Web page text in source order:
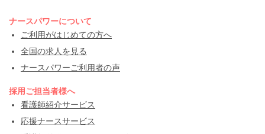
ナースパワーについて
ご利用がはじめての方へ
全国の求人を見る
ナースパワーご利用者の声
採用ご担当者様へ
看護師紹介サービス
応援ナースサービス